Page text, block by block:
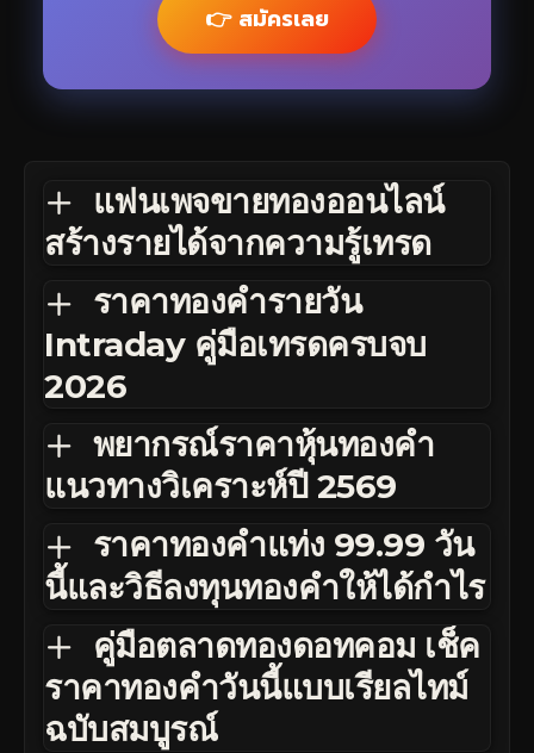
👉 สมัครเลย
แฟนเพจขายทองออนไลน์
สร้างรายได้จากความรู้เทรด
ราคาทองคำรายวัน
Intraday คู่มือเทรดครบจบ
2026
พยากรณ์ราคาหุ้นทองคำ
แนวทางวิเคราะห์ปี 2569
ราคาทองคำแท่ง 99.99 วัน
นี้และวิธีลงทุนทองคำให้ได้กำไร
คู่มือตลาดทองดอทคอม เช็ค
ราคาทองคำวันนี้แบบเรียลไทม์
ฉบับสมบูรณ์